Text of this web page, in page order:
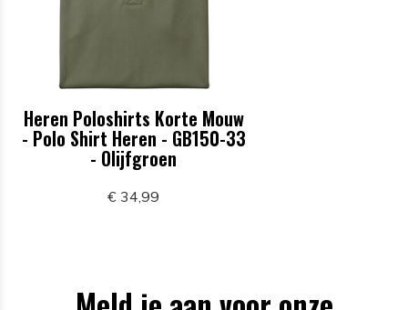
Heren Poloshirts Korte Mouw
- Polo Shirt Heren - GB150-33
- Olijfgroen
€ 34,99